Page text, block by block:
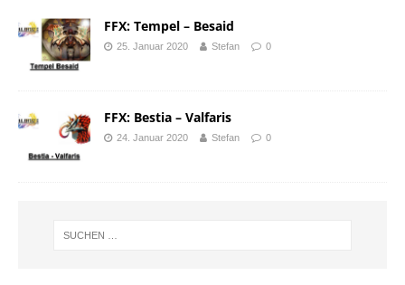
FFX: Tempel – Besaid
25. Januar 2020 Stefan 0
FFX: Bestia – Valfaris
24. Januar 2020 Stefan 0